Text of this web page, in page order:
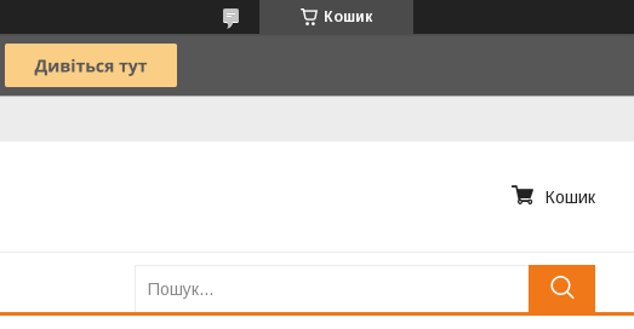
Кошик
Кошик